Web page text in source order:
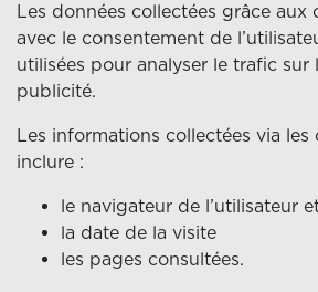
Les données collectées grâce aux
avec le consentement de
utilisées pour analyser le trafic sur
publicité.
Les informations collectées via les
inclure :
le navigateur de l’utilisateur
la date de la visite
les pages consultées.